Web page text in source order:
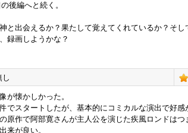
後編へと続く。
と出会えるか？果たして覚えてくれているか？そし
録画しようかな？
し
が懐かしかった。
でスタートしたが、基本的にコミカルな演出で好感
原作で阿部寛さんが主人公を演じた疾風ロンドはつ
来が良い。